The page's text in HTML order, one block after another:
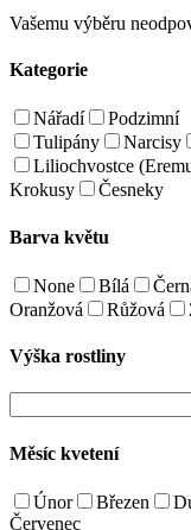
Vašemu výběru
Kategorie
Nářadí
Podzimní
Tulipány
Narcisy
Liliochvostce
Krokusy
Česneky
Barva květu
None Bílá
Oranžová
Růžová
Výška rostliny
Měsíc kvetení
Únor Březen
Červenec